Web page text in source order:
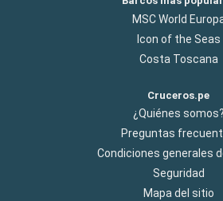
MSC World
Icon of the Seas
Costa Toscana
Cruceros.pe
¿Quiénes somos?
Preguntas
Condiciones generales
Seguridad
Mapa del sitio